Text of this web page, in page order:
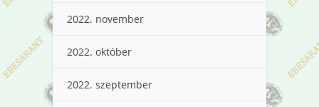
2022. november
2022. október
2022. szeptember